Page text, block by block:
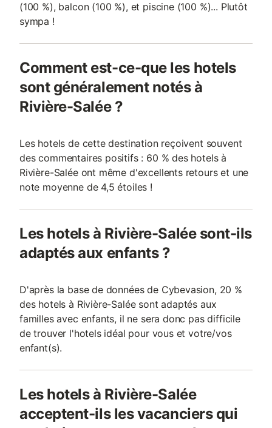
(100 %), balcon (100 %), et piscine (100 %)... Plutôt
sympa !
Comment est-ce-que les hotels
sont généralement notés à
Rivière-Salée ?
Les hotels de cette destination reçoivent souvent
des commentaires positifs : 60 % des hotels à
Rivière-Salée ont même d'excellents retours et une
note moyenne de 4,5 étoiles !
Les hotels à Rivière-Salée sont-ils
adaptés aux enfants ?
D'après la base de données de Cybevasion, 20 %
des hotels à Rivière-Salée sont adaptés aux
familles avec enfants, il ne sera donc pas difficile
de trouver l'hotels idéal pour vous et votre/vos
enfant(s).
Les hotels à Rivière-Salée
acceptent-ils les vacanciers qui